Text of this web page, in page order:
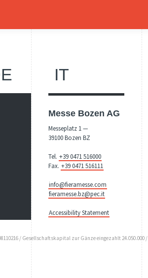
IT
Messe Bozen AG
Messeplatz 1 —
39100 Bozen BZ
Tel. +39 0471 516000
Fax. +39 0471 516111
info@fieramesse.com
fieramesse.bz@pec.it
Accessibility Statement
/ Gesellschaftskapital zur Gänze eingezahlt 24.050.000 /